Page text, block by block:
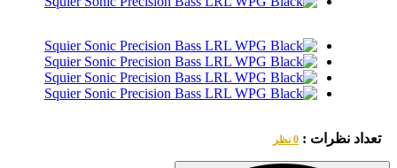
تعداد نظرات : 0 نظر